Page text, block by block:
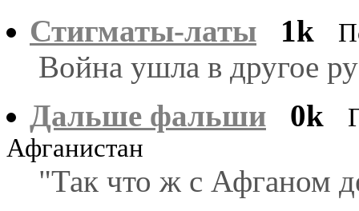
Стигматы-латы
1k
Война ушла в другое
Дальше фальши
0k
Афганистан
"Так что ж с Афганом